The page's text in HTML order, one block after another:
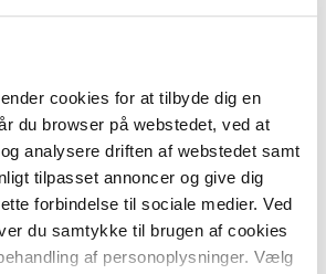
cookies for at tilbyde dig en
du browser på webstedet, ved at
analysere driften af webstedet samt
tilpasset annoncer og give dig
forbindelse til sociale medier. Ved
du samtykke til brugen af cookies
af personoplysninger. Vælg
mere om dette i vores artikelJeg har
denne artikel en hjælp?